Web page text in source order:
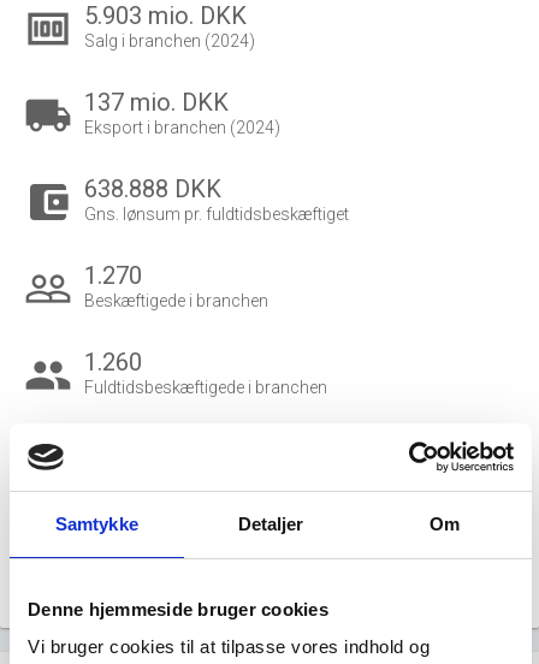
Samtykke Detaljer Om
Denne hjemmeside bruger cookies
Vi bruger cookies til at tilpasse vores indhold og
money 5.903 mio. DKK
Salg i branchen (2024)
local_shipping 137 mio. DKK
Eksport i branchen (2024)
account_balance_wallet 638.888 DKK
Gns. lønsum pr. fuldtidsbeskæftiget
people_outline 1.270
Beskæftigede i branchen
group 1.260
Fuldtidsbeskæftigede i branchen
1.150
Beskæftigede mænd i branchen
Gå til Udvidet brancheanalysefor historiske data.